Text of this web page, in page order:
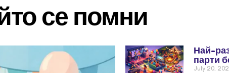
се помни
Най-
парти
July 20,